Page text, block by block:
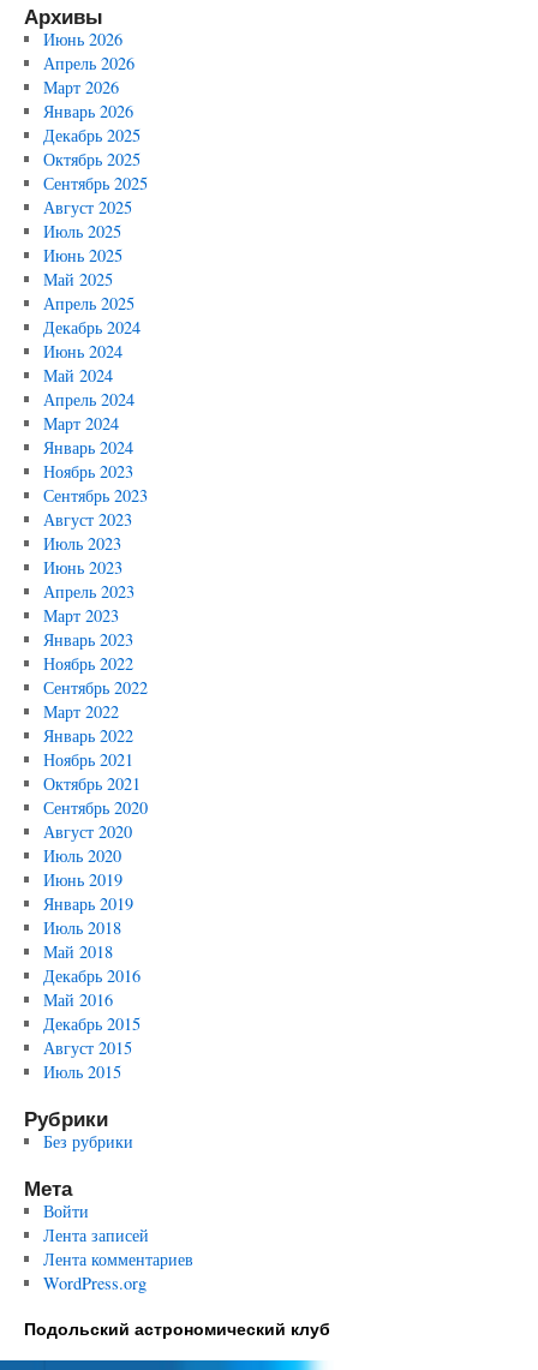
Архивы
Июнь 2026
Апрель 2026
Март 2026
Январь 2026
Декабрь 2025
Октябрь 2025
Сентябрь 2025
Август 2025
Июль 2025
Июнь 2025
Май 2025
Апрель 2025
Декабрь 2024
Июнь 2024
Май 2024
Апрель 2024
Март 2024
Январь 2024
Ноябрь 2023
Сентябрь 2023
Август 2023
Июль 2023
Июнь 2023
Апрель 2023
Март 2023
Январь 2023
Ноябрь 2022
Сентябрь 2022
Март 2022
Январь 2022
Ноябрь 2021
Октябрь 2021
Сентябрь 2020
Август 2020
Июль 2020
Июнь 2019
Январь 2019
Июль 2018
Май 2018
Декабрь 2016
Май 2016
Декабрь 2015
Август 2015
Июль 2015
Рубрики
Без рубрики
Мета
Войти
Лента записей
Лента комментариев
WordPress.org
Подольский астрономический клуб